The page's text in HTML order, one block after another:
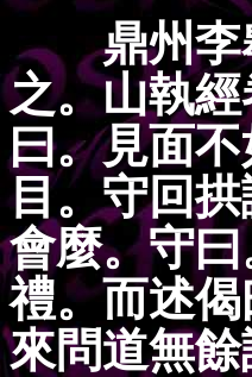
鼎州李翱
之。山執
曰。見面
目。守回
會麼。守
禮。而述
來問道無